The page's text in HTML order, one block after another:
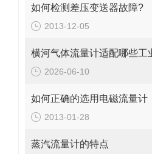
如何检测差压变送器故障?
2013-12-05
2026-06-10
如何正确的选用电磁流量计
2013-01-28
蒸汽流量计的特点